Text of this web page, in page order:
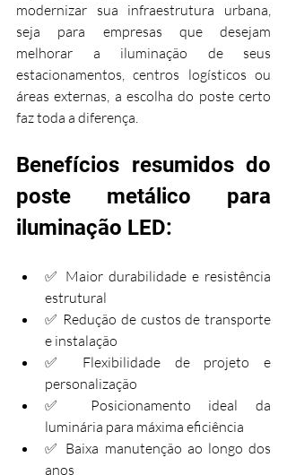
modernizar sua infraestrutura urbana,
seja para empresas que desejam
melhorar a iluminação de seus
estacionamentos, centros logísticos ou
áreas externas, a escolha do poste certo
faz toda a diferença.
Benefícios resumidos do
poste metálico para
iluminação LED:
✅ Maior durabilidade e resistência
estrutural
✅ Redução de custos de transporte
e instalação
✅ Flexibilidade de projeto e
personalização
✅ Posicionamento ideal da
luminária para máxima eficiência
✅ Baixa manutenção ao longo dos
anos